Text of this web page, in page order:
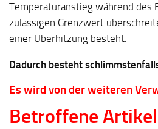
Temperaturanstieg während des
zulässigen Grenzwert
einer Überhitzung besteht.
Dadurch besteht
Es wird von der weiteren
Betroffene Artikel